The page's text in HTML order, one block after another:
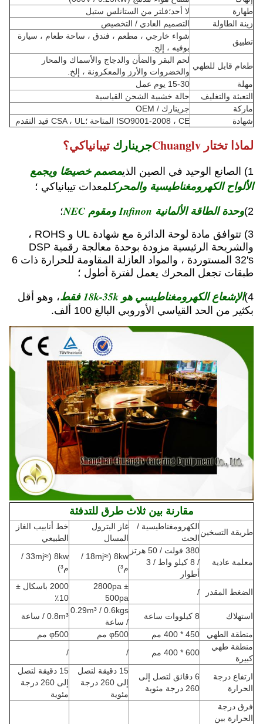
طهارة
لا أحد؛فلتر من الستانلس ستيل
زينة الطاولة
التصميم العادي / التخصيص
تطبيق
شواء خارجي ، مطعم ، فندق ، ساحة طعام ، سيارة
بوفيه ، إلخ.
طعام قابل للطهي
لحم البقر والضأن والدجاج والأسماك والمحار
والخضروات والأرز والمعكرونة ، إلخ.
مهلة
15-30 يوم عمل
التعبئة والتغليف
حالة خشبية الشحن القياسية
ماركة
جرينارك / OEM
شهادة
ISO9001-2008 ، CE المتاحة ؛CSA ، UL قيد التقدم
لماذا تختار Chuanglv جرينارك تيبانياكي؟
1) الصانع الوحيد في الصين الذي
مصمم خصيصًا ويجمع
الألواح الكهرومغناطيسية والمحركلمعدات تيبانياكي ؛
2) وحدة الطاقة الألمانية Infinon ومقوم NEC
؛
3) تتوافق مادة لوحة الدائرة مع شهادة UL و ROHS ،
والشريحة الرئيسية مزودة بوحدة معالجة رقمية DSP
32's المستوردة ، والمواد العازلة المقاومة للحرارة ذات 6
طبقات تجعل المحرك يعمل لفترة أطول ؛
4) الإشعاع الكهرومغناطيسي هو 18k-35k فقط
، وهو أقل
بكثير من الحد القياسي الأوروبي البالغ 100 ألف.
مقارنة بين ثلاث طرق للتدفئة
طريقة التسخين
الكهرومغناطيسية /
الحث
غاز البترول
المسال
خط أنابيب الغاز
الطبيعي
معلمة عادية
380 فولت / 50 هرتز
/ 8 كيلو واط / 3
أطوار
8kw (≈18mj /
م³)
8kw (≈33mj /
م³)
الضغط المقدر /
2800pa ±
500pa
2000 باسكال ±
10٪
استهلاك
8 كيلووات ساعة
0.29m³ / 0.6kgs
/ ساعة
0.8m³ / ساعة
منطقة الطهي
450 * 400 مم φ500 مم
φ500 مم
منطقة طهي
كبيرة
600 * 400 مم /
/
ارتفاع درجة
الحرارة
6 دقائق لتصل إلى
260 درجة مئوية
15 دقيقة لتصل
إلى 260 درجة
مئوية
15 دقيقة لتصل
إلى 260 درجة
مئوية
فرق درجة
الحرارة بين